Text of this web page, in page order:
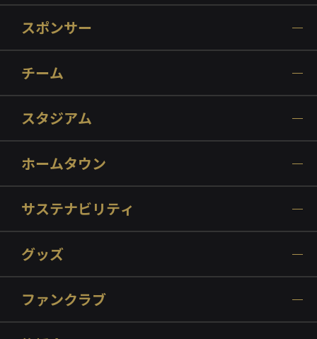
スポンサー
チーム
スタジアム
ホームタウン
サステナビリティ
グッズ
ファンクラブ